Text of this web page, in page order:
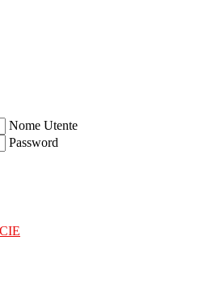
Nome Utente
Password